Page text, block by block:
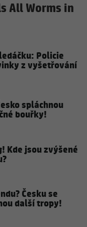
All Worms in
Policie
z vyšetřování
spláchnou
bouřky!
Kde jsou zvýšené
Česku se
další tropy!